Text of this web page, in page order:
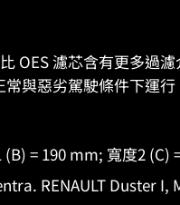
OES 濾芯含有更多過
與惡劣駕駛條件下運
= 190 mm; 寬度2 (C)
RENAULT Duster